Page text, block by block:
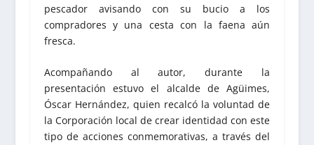
pescador avisando con su bucio a los
compradores y una cesta con la faena aún
fresca.
Acompañando al autor, durante la
presentación estuvo el alcalde de Agüimes,
Óscar Hernández, quien recalcó la voluntad de
la Corporación local de crear identidad con este
tipo de acciones conmemorativas, a través del